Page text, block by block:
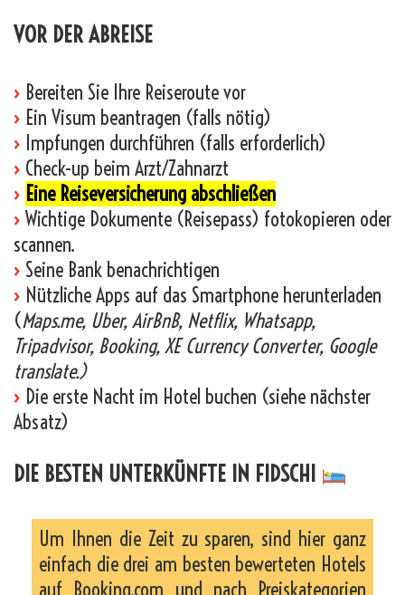
VOR DER ABREISE
› Bereiten Sie Ihre Reiseroute vor
› Ein Visum beantragen (falls nötig)
› Impfungen durchführen (falls erforderlich)
› Check-up beim Arzt/Zahnarzt
› Eine Reiseversicherung abschließen
› Wichtige Dokumente (Reisepass) fotokopieren oder
scannen.
› Seine Bank benachrichtigen
› Nützliche Apps auf das Smartphone herunterladen
(Maps.me, Uber, AirBnB, Netflix, Whatsapp,
Tripadvisor, Booking, XE Currency Converter, Google
translate.)
› Die erste Nacht im Hotel buchen (siehe nächster
Absatz)
DIE BESTEN UNTERKÜNFTE IN FIDSCHI
Um Ihnen die Zeit zu sparen, sind hier ganz
einfach die drei am besten bewerteten Hotels
auf Booking.com und nach Preiskategorien